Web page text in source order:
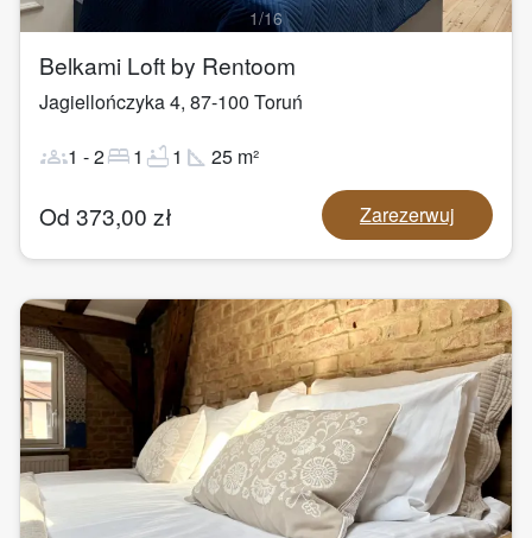
1/16
Belkami Loft by Rentoom
Jagiellończyka 4, 87-100 Toruń
groups1 -2bed1 bathtub1 square_foot 25 m²
Od 373,00 zł Zarezerwuj